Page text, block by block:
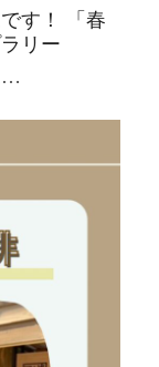
す！ 「春
リー
…